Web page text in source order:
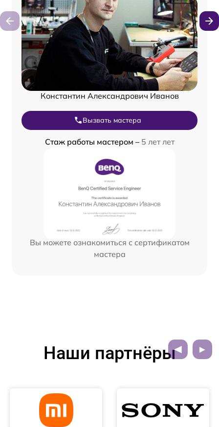
Константин Александрович Иванов
Вызвать мастера
Стаж работы мастером – 5 лет лет
Вы можете ознакомиться с сертификатом
мастера
Наши партнёры